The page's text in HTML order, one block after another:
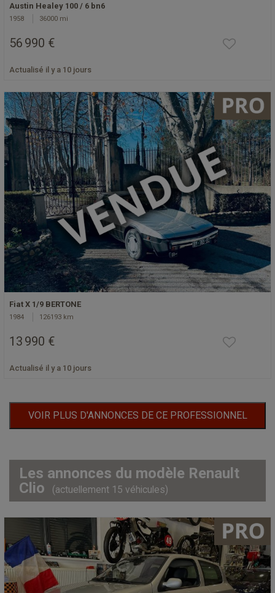
Austin Healey 100 / 6 bn6
1958 36000 mi
56 990 €
Actualisé il y a 10 jours
Fiat X 1/9 BERTONE
1984 126193 km
13 990 €
Actualisé il y a 10 jours
VOIR PLUS D'ANNONCES DE CE PROFESSIONNEL
Les annonces du modèle Renault
Clio
(actuellement 15 véhicules)